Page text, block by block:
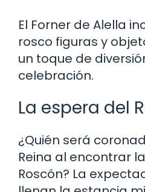
El Forner de Alella
rosco figuras y
un toque de
celebración.
La espera del
¿Quién será
Reina al encontrar
Roscón? La